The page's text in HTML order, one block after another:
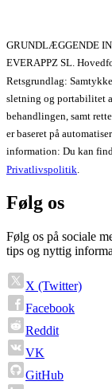
GRUNDLÆGGENDE
EVERAPPZ SL.
Retsgrundlag:
sletning og portabilitet
behandlingen, samt
er baseret på
information: Du kan
Privatlivspolitik
Følg os
Følg os på sociale
tips og nyttig
X (Twitter)
Facebook
Reddit
VK
GitHub